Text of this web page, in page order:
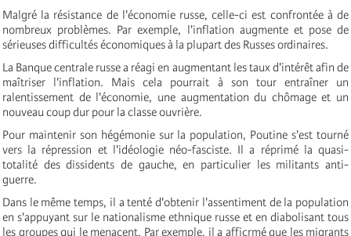
Malgré la résistance de l'économie russe, celle-ci est confrontée à de
nombreux problèmes. Par exemple, l'inflation augmente et pose de
sérieuses difficultés économiques à la plupart des Russes ordinaires.
La Banque centrale russe a réagi en augmentant les taux d'intérêt afin de
maîtriser l'inflation. Mais cela pourrait à son tour entraîner un
ralentissement de l'économie, une augmentation du chômage et un
nouveau coup dur pour la classe ouvrière.
Pour maintenir son hégémonie sur la population, Poutine s'est tourné
vers la répression et l'idéologie néo-fasciste. Il a réprimé la quasi-
totalité des dissidents de gauche, en particulier les militants anti-
guerre.
Dans le même temps, il a tenté d'obtenir l'assentiment de la population
en s'appuyant sur le nationalisme ethnique russe et en diabolisant tous
les groupes qui le menacent. Par exemple, il a afficrmé que les migrants